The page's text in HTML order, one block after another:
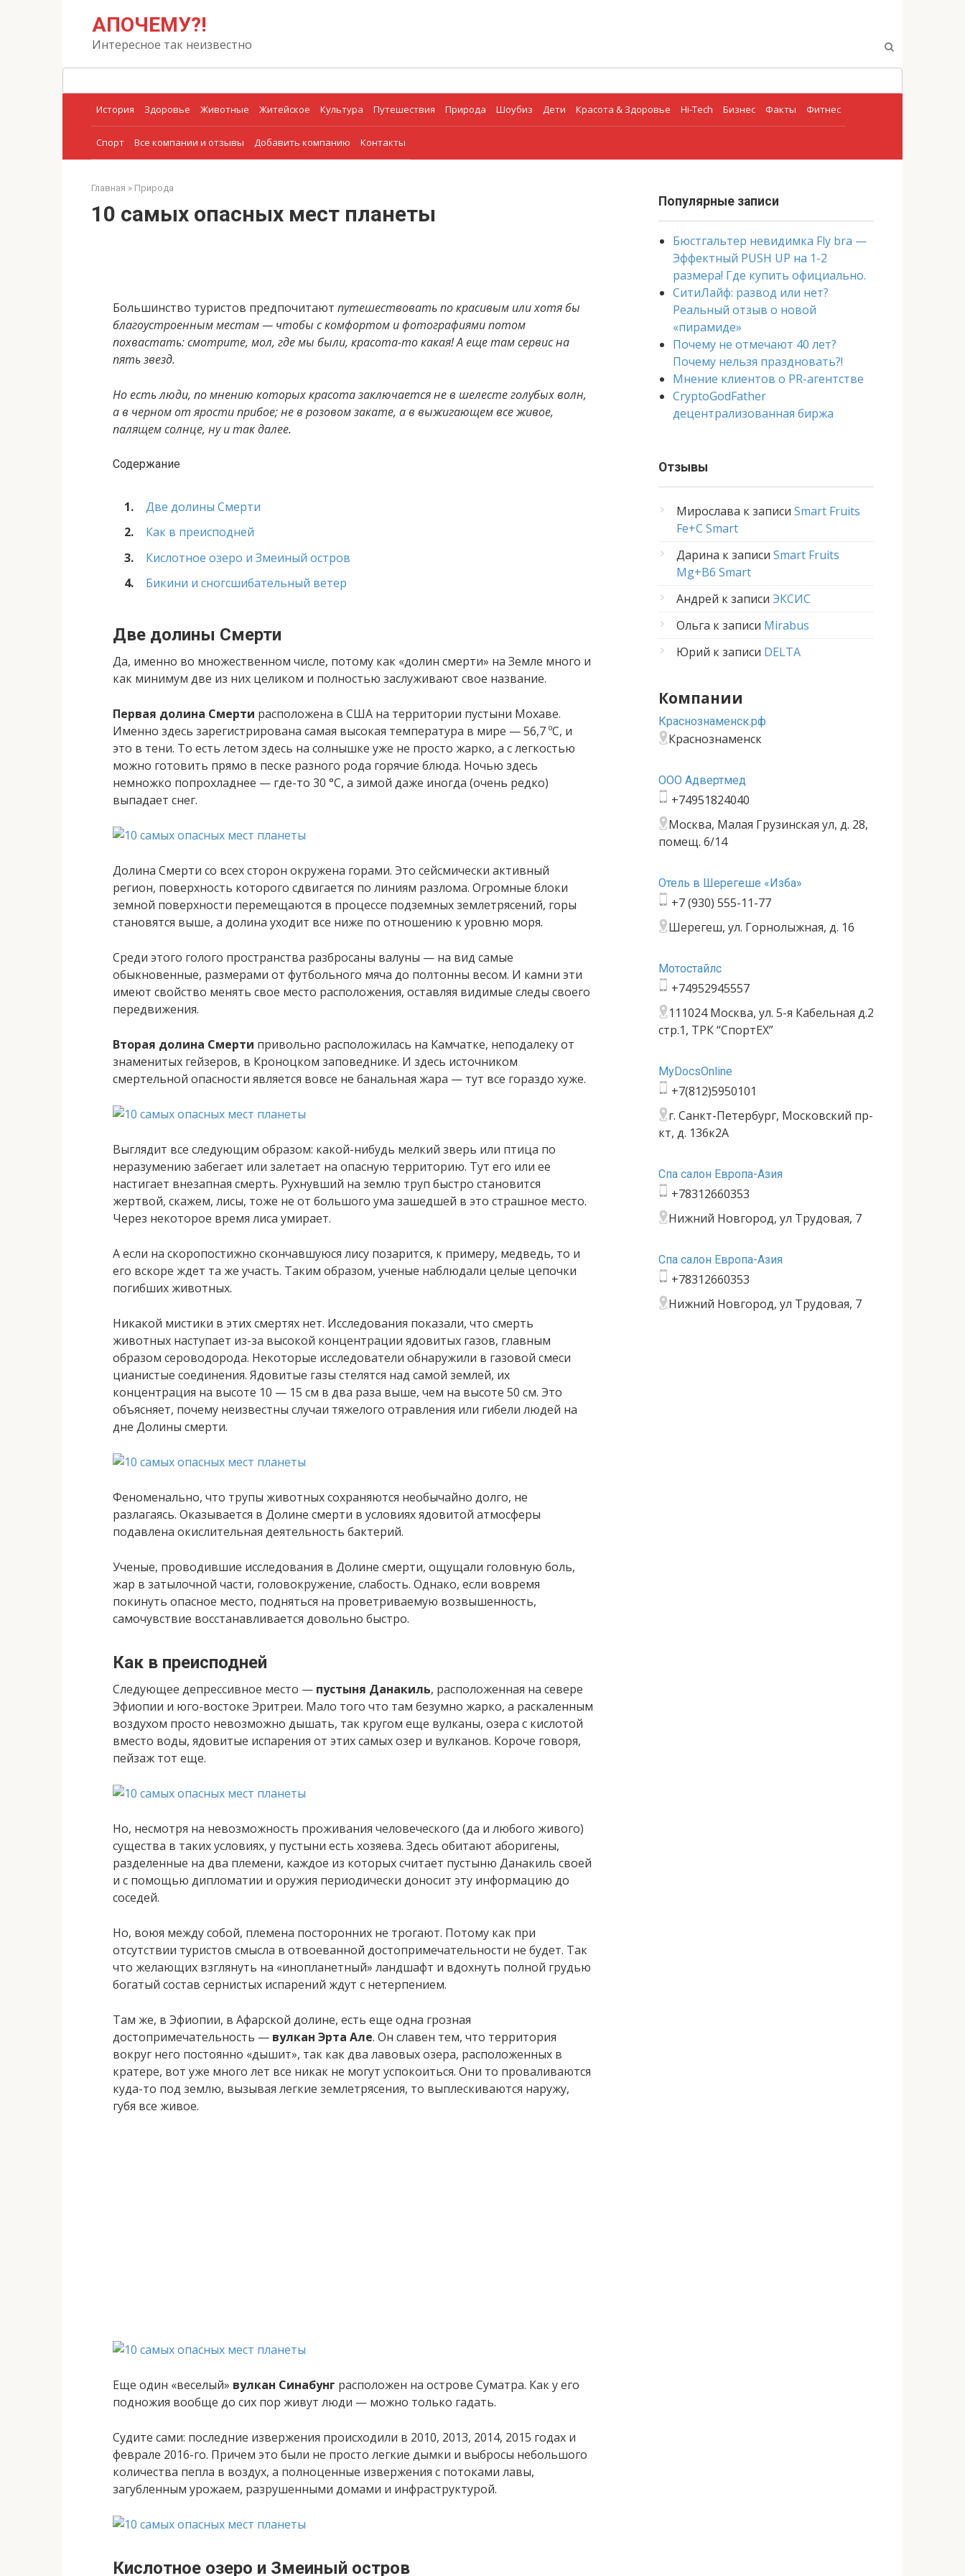
АПОЧЕМУ?!
Интересное так неизвестно
История Здоровье Животные Житейское Культура Путешествия Природа Шоубиз Дети Красота & Здоровье Hi-Tech Бизнес Факты Фитнес
Спорт Все компании и отзывы Добавить компанию Контакты
Главная » Природа
10 самых опасных мест планеты
Большинство туристов предпочитают путешествовать по красивым или хотя бы
благоустроенным местам — чтобы с комфортом и фотографиями потом
похвастать: смотрите, мол, где мы были, красота-то какая! А еще там сервис на
пять звезд.
Но есть люди, по мнению которых красота заключается не в шелесте голубых волн,
а в черном от ярости прибое; не в розовом закате, а в выжигающем все живое,
палящем солнце, ну и так далее.
Содержание
Две долины Смерти
Как в преисподней
Кислотное озеро и Змеиный остров
Бикини и сногсшибательный ветер
Две долины Смерти
Да, именно во множественном числе, потому как «долин смерти» на Земле много и
как минимум две из них целиком и полностью заслуживают свое название.
Первая долина Смерти расположена в США на территории пустыни Мохаве.
Именно здесь зарегистрирована самая высокая температура в мире — 56,7 ºС, и
это в тени. То есть летом здесь на солнышке уже не просто жарко, а с легкостью
можно готовить прямо в песке разного рода горячие блюда. Ночью здесь
немножко попрохладнее — где-то 30 °С, а зимой даже иногда (очень редко)
выпадает снег.
Долина Смерти со всех сторон окружена горами. Это сейсмически активный
регион, поверхность которого сдвигается по линиям разлома. Огромные блоки
земной поверхности перемещаются в процессе подземных землетрясений, горы
становятся выше, а долина уходит все ниже по отношению к уровню моря.
Среди этого голого пространства разбросаны валуны — на вид самые
обыкновенные, размерами от футбольного мяча до полтонны весом. И камни эти
имеют свойство менять свое место расположения, оставляя видимые следы своего
передвижения.
Вторая долина Смерти привольно расположилась на Камчатке, неподалеку от
знаменитых гейзеров, в Кроноцком заповеднике. И здесь источником
смертельной опасности является вовсе не банальная жара — тут все гораздо хуже.
Выглядит все следующим образом: какой-нибудь мелкий зверь или птица по
неразумению забегает или залетает на опасную территорию. Тут его или ее
настигает внезапная смерть. Рухнувший на землю труп быстро становится
жертвой, скажем, лисы, тоже не от большого ума зашедшей в это страшное место.
Через некоторое время лиса умирает.
А если на скоропостижно скончавшуюся лису позарится, к примеру, медведь, то и
его вскоре ждет та же участь. Таким образом, ученые наблюдали целые цепочки
погибших животных.
Никакой мистики в этих смертях нет. Исследования показали, что смерть
животных наступает из-за высокой концентрации ядовитых газов, главным
образом сероводорода. Некоторые исследователи обнаружили в газовой смеси
цианистые соединения. Ядовитые газы стелятся над самой землей, их
концентрация на высоте 10 — 15 см в два раза выше, чем на высоте 50 см. Это
объясняет, почему неизвестны случаи тяжелого отравления или гибели людей на
дне Долины смерти.
Феноменально, что трупы животных сохраняются необычайно долго, не
разлагаясь. Оказывается в Долине смерти в условиях ядовитой атмосферы
подавлена окислительная деятельность бактерий.
Ученые, проводившие исследования в Долине смерти, ощущали головную боль,
жар в затылочной части, головокружение, слабость. Однако, если вовремя
покинуть опасное место, подняться на проветриваемую возвышенность,
самочувствие восстанавливается довольно быстро.
Как в преисподней
Следующее депрессивное место — пустыня Данакиль, расположенная на севере
Эфиопии и юго-востоке Эритреи. Мало того что там безумно жарко, а раскаленным
воздухом просто невозможно дышать, так кругом еще вулканы, озера с кислотой
вместо воды, ядовитые испарения от этих самых озер и вулканов. Короче говоря,
пейзаж тот еще.
Но, несмотря на невозможность проживания человеческого (да и любого живого)
существа в таких условиях, у пустыни есть хозяева. Здесь обитают аборигены,
разделенные на два племени, каждое из которых считает пустыню Данакиль своей
и с помощью дипломатии и оружия периодически доносит эту информацию до
соседей.
Но, воюя между собой, племена посторонних не трогают. Потому как при
отсутствии туристов смысла в отвоеванной достопримечательности не будет. Так
что желающих взглянуть на «инопланетный» ландшафт и вдохнуть полной грудью
богатый состав сернистых испарений ждут с нетерпением.
Там же, в Эфиопии, в Афарской долине, есть еще одна грозная
достопримечательность — вулкан Эрта Але. Он славен тем, что территория
вокруг него постоянно «дышит», так как два лавовых озера, расположенных в
кратере, вот уже много лет все никак не могут успокоиться. Они то проваливаются
куда-то под землю, вызывая легкие землетрясения, то выплескиваются наружу,
губя все живое.
Еще один «веселый» вулкан Синабунг расположен на острове Суматра. Как у его
подножия вообще до сих пор живут люди — можно только гадать.
Судите сами: последние извержения происходили в 2010, 2013, 2014, 2015 годах и
феврале 2016-го. Причем это были не просто легкие дымки и выбросы небольшого
количества пепла в воздух, а полноценные извержения с потоками лавы,
загубленным урожаем, разрушенными домами и инфраструктурой.
Кислотное озеро и Змеиный остров
Популярные записи
Бюстгальтер невидимка Fly bra —
Эффектный PUSH UP на 1-2
размера! Где купить официально.
СитиЛайф: развод или нет?
Реальный отзыв о новой
«пирамиде»
Почему не отмечают 40 лет?
Почему нельзя праздновать?!
Мнение клиентов о PR-агентстве
CryptoGodFather
децентрализованная биржа
Отзывы
Мирослава к записи Smart Fruits
Fe+C Smart
Дарина к записи Smart Fruits
Mg+B6 Smart
Андрей к записи ЭКСИС
Ольга к записи Mirabus
Юрий к записи DELTA
Компании
Краснознаменск.рф
Краснознаменск
ООО Адвертмед
+74951824040
Москва, Малая Грузинская ул, д. 28,
помещ. 6/14
Отель в Шерегеше «Изба»
+7 (930) 555-11-77
Шерегеш, ул. Горнолыжная, д. 16
Мотостайлс
+74952945557
111024 Москва, ул. 5-я Кабельная д.2
стр.1, ТРК “СпортЕХ”
MyDocsOnline
+7(812)5950101
г. Санкт-Петербург, Московский пр-
кт, д. 136к2А
Спа салон Европа-Азия
+78312660353
Нижний Новгород, ул Трудовая, 7
Спа салон Европа-Азия
+78312660353
Нижний Новгород, ул Трудовая, 7